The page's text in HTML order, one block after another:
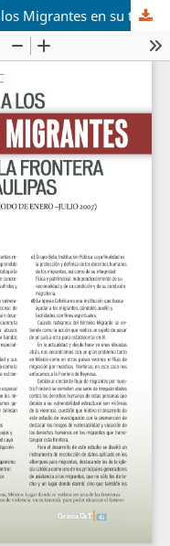
Violaciones a los Derechos de los Migrantes en su travesía por la frontera norte de Tamaulipas